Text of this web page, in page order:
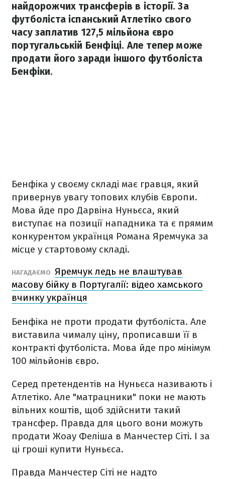
найдорожчих трансферів в історії. За
футболіста іспанський Атлетіко свого
часу заплатив 127,5 мільйона євро
португальській Бенфіці. Але тепер може
продати його заради іншого футболіста
Бенфіки.
Бенфіка у своєму складі має гравця, який
привернув увагу топових клубів Європи.
Мова йде про Дарвіна Нуньєса, який
виступає на позиції нападника та є прямим
конкурентом українця Романа Яремчука за
місце у стартовому складі.
НАГАДАЄМО Яремчук ледь не влаштував
масову бійку в Португалії: відео хамського
вчинку українця
Бенфіка не проти продати футболіста. Але
виставила чималу ціну, прописавши її в
контракті футболіста. Мова йде про мінімум
100 мільйонів євро.
Серед претендентів на Нуньєса називають і
Атлетіко. Але "матрацники" поки не мають
вільних коштів, щоб здійснити такий
трансфер. Правда для цього вони можуть
продати Жоау Феліша в Манчестер Сіті. І за
ці гроші купити Нуньєса.
Правда Манчестер Сіті не надто